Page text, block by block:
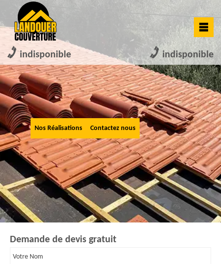
indisponible indisponible
Nos Réalisations Contactez nous
Demande de devis gratuit